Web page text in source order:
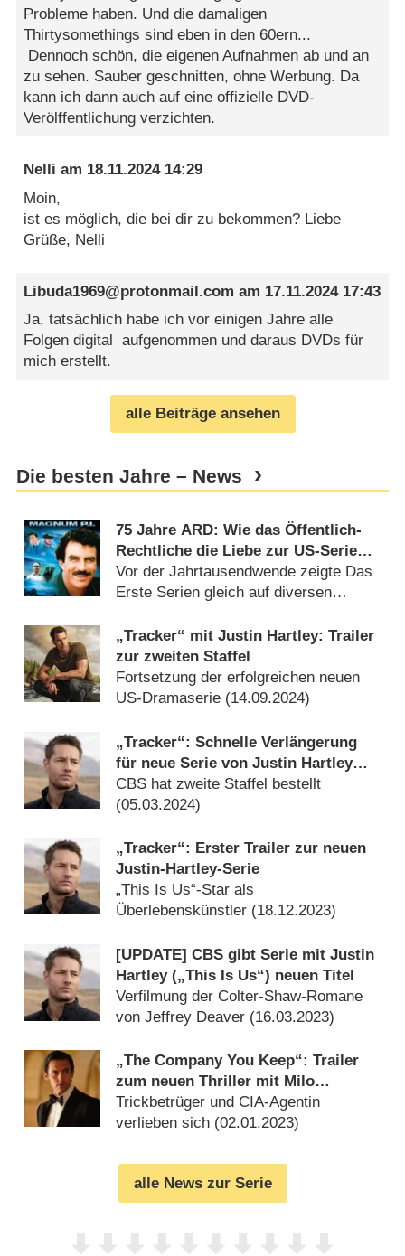
Probleme haben. Und die damaligen
Thirtysomethings sind eben in den 60ern...
Dennoch schön, die eigenen Aufnahmen ab und an
zu sehen. Sauber geschnitten, ohne Werbung. Da
kann ich dann auch auf eine offizielle DVD-
Verölffentlichung verzichten.
Nelli am 18.11.2024 14:29
Moin,
ist es möglich, die bei dir zu bekommen? Liebe
Grüße, Nelli
Libuda1969@protonmail.com am 17.11.2024 17:43
Ja, tatsächlich habe ich vor einigen Jahre alle
Folgen digital aufgenommen und daraus DVDs für
mich erstellt.
alle Beiträge ansehen
Die besten Jahre – News
75 Jahre ARD: Wie das Öffentlich-
Rechtliche die Liebe zur US-Serie
pflanzte
Vor der Jahrtausendwende zeigte Das
Erste Serien gleich auf diversen
„Tracker“ mit Justin Hartley: Trailer
zur zweiten Staffel
Fortsetzung der erfolgreichen neuen
US-Dramaserie (14.09.2024)
„Tracker“: Schnelle Verlängerung
für neue Serie von Justin Hartley
(„This Is Us“)
CBS hat zweite Staffel bestellt
(05.03.2024)
„Tracker“: Erster Trailer zur neuen
Justin-Hartley-Serie
„This Is Us“-Star als
Überlebenskünstler (18.12.2023)
[UPDATE] CBS gibt Serie mit Justin
Hartley („This Is Us“) neuen Titel
Verfilmung der Colter-Shaw-Romane
von Jeffrey Deaver (16.03.2023)
„The Company You Keep“: Trailer
zum neuen Thriller mit Milo
Ventimiglia
Trickbetrüger und CIA-Agentin
verlieben sich (02.01.2023)
alle News zur Serie